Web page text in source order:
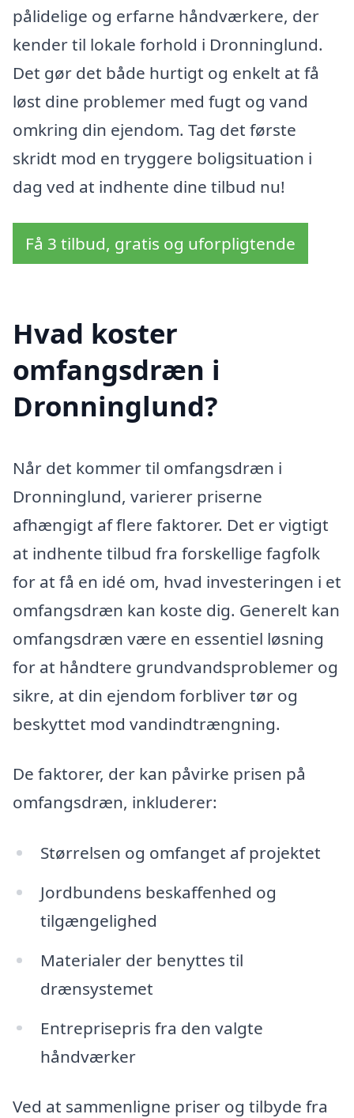
pålidelige og erfarne håndværkere, der
kender til lokale forhold i Dronninglund.
Det gør det både hurtigt og enkelt at få
løst dine problemer med fugt og vand
omkring din ejendom. Tag det første
skridt mod en tryggere boligsituation i
dag ved at indhente dine tilbud nu!
Få 3 tilbud, gratis og uforpligtende
Hvad koster
omfangsdræn i
Dronninglund?
Når det kommer til omfangsdræn i
Dronninglund, varierer priserne
afhængigt af flere faktorer. Det er vigtigt
at indhente tilbud fra forskellige fagfolk
for at få en idé om, hvad investeringen i et
omfangsdræn kan koste dig. Generelt kan
omfangsdræn være en essentiel løsning
for at håndtere grundvandsproblemer og
sikre, at din ejendom forbliver tør og
beskyttet mod vandindtrængning.
De faktorer, der kan påvirke prisen på
omfangsdræn, inkluderer:
Størrelsen og omfanget af projektet
Jordbundens beskaffenhed og
tilgængelighed
Materialer der benyttes til
drænsystemet
Entreprisepris fra den valgte
håndværker
Ved at sammenligne priser og tilbyde fra